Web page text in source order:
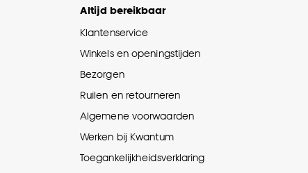
Altijd bereikbaar
Klantenservice
Winkels en openingstijden
Bezorgen
Ruilen en retourneren
Algemene voorwaarden
Werken bij Kwantum
Toegankelijkheidsverklaring